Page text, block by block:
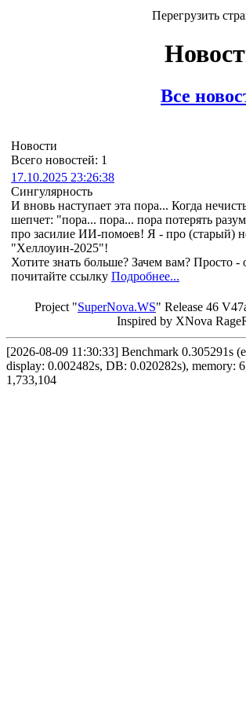
Перегрузить
Все
Новости
Всего новостей: 1
17.10.2025 23:26:38
Сингулярность
И вновь наступает эта пора... Когда
шепчет: "пора... пора... пора потерять
про засилие ИИ-помоев! Я - про (старый)
"Хеллоуин-2025"!
Хотите знать больше? Зачем вам? Просто
почитайте ссылку Подробнее...
Project "SuperNova.WS" Release 46 V
Inspired by XNova Ra
[2026-08-09 11:30:33] Benchmark 0.305291s
display: 0.002482s, DB: 0.020282s), memory:
1,733,104